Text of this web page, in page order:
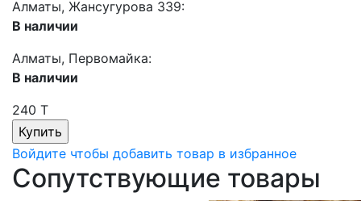
Алматы, Жансугурова 339:
В наличии
Алматы, Первомайка:
В наличии
240 T
Войдите чтобы добавить товар в избранное
Сопутствующие товары